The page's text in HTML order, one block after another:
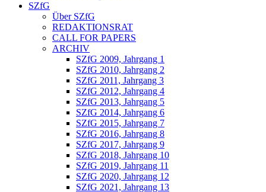
SZfG
Über SZfG
REDAKTIONSRAT
CALL FOR PAPERS
ARCHIV
SZfG 2009, Jahrgang 1
SZfG 2010, Jahrgang 2
SZfG 2011, Jahrgang 3
SZfG 2012, Jahrgang 4
SZfG 2013, Jahrgang 5
SZfG 2014, Jahrgang 6
SZfG 2015, Jahrgang 7
SZfG 2016, Jahrgang 8
SZfG 2017, Jahrgang 9
SZfG 2018, Jahrgang 10
SZfG 2019, Jahrgang 11
SZfG 2020, Jahrgang 12
SZfG 2021, Jahrgang 13